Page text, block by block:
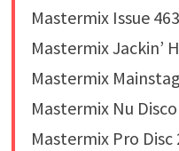
Mastermix Issue
Mastermix Jackin’
Mastermix
Mastermix Nu
Mastermix Pro Disc